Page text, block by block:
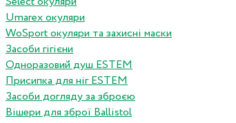
Umarex окуляри
WoSport окуляри та захисні маски
Засоби гігієни
Одноразовий душ ESTEM
Присипка для ніг ESTEM
Засоби догляду за зброєю
Вішери для зброї Ballistol